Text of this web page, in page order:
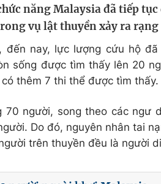
Học trực tuyến
năng Malaysia đã tiếp
vụ lật thuyền xảy ra rạng
đến nay, lực lượng cứu hộ
sống được tìm thấy lên 20
thêm 7 thi thể được tìm thấy.
người, song theo các ngư
Do đó, nguyên nhân tai
trên thuyền đều là người